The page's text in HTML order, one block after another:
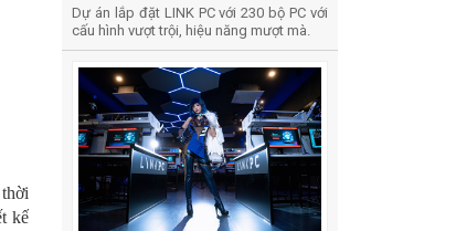
kế
Dự án lắp đặt LINK PC với 230 bộ PC với
cấu hình vượt trội, hiệu năng mượt mà.